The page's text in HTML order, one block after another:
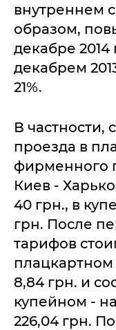
внутреннем
образом,
декабре
декабрем
21%.
В частности,
проезда в
фирменного
Киев -
40 грн., в
грн. После
тарифов
плацкартном
8,84 грн. и
купейном - на
226,04 грн.